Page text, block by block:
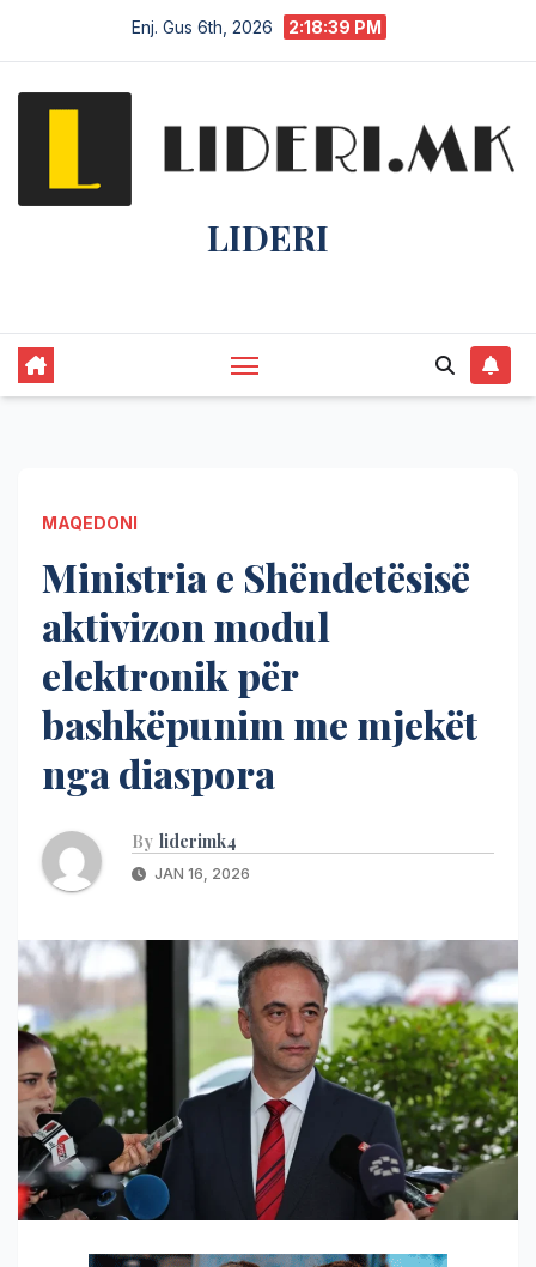
Enj. Gus 6th, 2026 2:18:40 PM
LIDERI
MAQEDONI
Ministria e Shëndetësisë
aktivizon modul
elektronik për
bashkëpunim me mjekët
nga diaspora
By liderimk4
JAN 16, 2026